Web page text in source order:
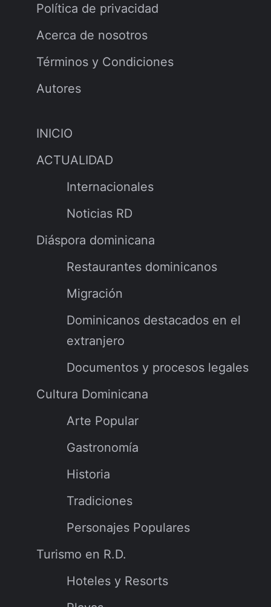
Política de privacidad
Acerca de nosotros
Términos y Condiciones
Autores
INICIO
ACTUALIDAD
Internacionales
Noticias RD
Diáspora dominicana
Restaurantes dominicanos
Migración
Dominicanos destacados en el
extranjero
Documentos y procesos legales
Cultura Dominicana
Arte Popular
Gastronomía
Historia
Tradiciones
Personajes Populares
Turismo en R.D.
Hoteles y Resorts